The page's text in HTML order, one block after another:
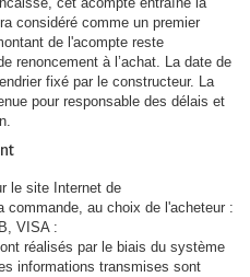
considéré comme un premier
de l'acompte reste
renoncement à l’achat. La date de
fixé par le constructeur. La
pour responsable des délais et
le site Internet de
au choix de l'acheteur :
VISA :
réalisés par le biais du système
informations transmises sont